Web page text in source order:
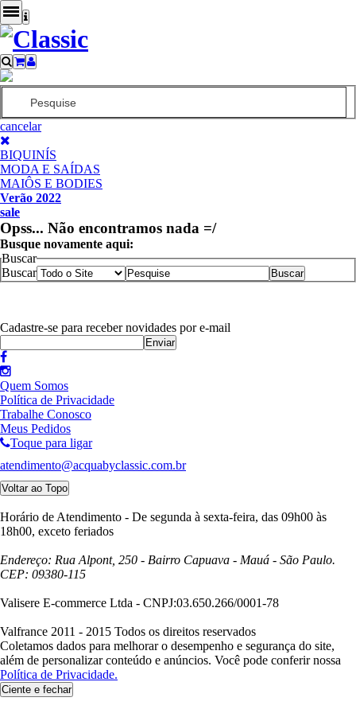
cancelar
BIQUINÍS
MODA E SAÍDAS
MAIÔS E BODIES
Verão 2022
sale
Opss... Não encontramos nada =/
Busque novamente aqui:
Buscar
Buscar
Cadastre-se para receber novidades por e-mail
Quem Somos
Política de Privacidade
Trabalhe Conosco
Meus Pedidos
Toque para ligar
atendimento@acquabyclassic.com.br
Voltar ao Topo
Horário de Atendimento - De segunda à sexta-feira, das 09h00 às
18h00, exceto feriados
Endereço: Rua Alpont, 250 - Bairro Capuava - Mauá - São Paulo.
CEP: 09380-115
Valisere E-commerce Ltda - CNPJ:03.650.266/0001-78
Valfrance 2011 - 2015 Todos os direitos reservados
Coletamos dados para melhorar o desempenho e segurança do site,
além de personalizar conteúdo e anúncios. Você pode conferir nossa
Política de Privacidade.
Ciente e fechar